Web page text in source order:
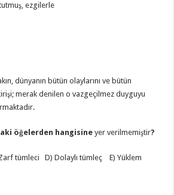
ezgilerle
dünyanın bütün olaylarını ve bütün
merak denilen o vazgeçilmez duyguyu
öğelerden hangisineyer verilmemiştir?
tümleci D) Dolaylı tümleç E) Yüklem